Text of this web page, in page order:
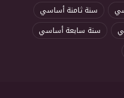
سنة ثامنة أساسي
سنة سابعة أساسي